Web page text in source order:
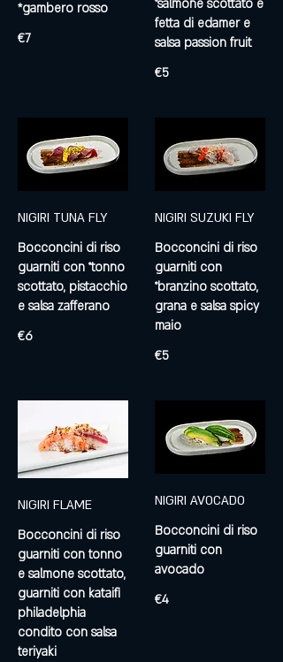
€7
°salmone scottato e
fetta di edamer e
salsa passion fruit
€5
NIGIRI TUNA FLY
Bocconcini di riso
guarniti con °tonno
scottato, pistacchio
e salsa zafferano
€6
NIGIRI SUZUKI FLY
Bocconcini di riso
guarniti con
°branzino scottato,
grana e salsa spicy
maio
€5
NIGIRI FLAME
Bocconcini di riso
guarniti con tonno
e salmone scottato,
guarniti con kataifi
philadelphia
condito con salsa
teriyaki
NIGIRI AVOCADO
Bocconcini di riso
guarniti con
avocado
€4